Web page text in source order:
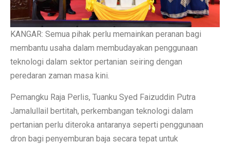
KANGAR: Semua pihak perlu memainkan peranan bagi
membantu usaha dalam membudayakan penggunaan
teknologi dalam sektor pertanian seiring dengan
peredaran zaman masa kini.
Pemangku Raja Perlis, Tuanku Syed Faizuddin Putra
Jamalullail bertitah, perkembangan teknologi dalam
pertanian perlu diteroka antaranya seperti penggunaan
dron bagi penyemburan baja secara tepat untuk